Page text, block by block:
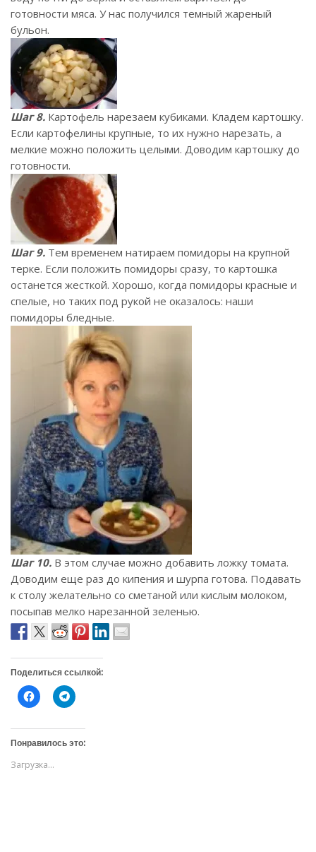
готовности мяса. У нас получился темный жареный
бульон.
Шаг 8. Картофель нарезаем кубиками. Кладем картошку.
Если картофелины крупные, то их нужно нарезать, а
мелкие можно положить целыми. Доводим картошку до
готовности.
Шаг 9. Тем временем натираем помидоры на крупной
терке. Если положить помидоры сразу, то картошка
останется жесткой. Хорошо, когда помидоры красные и
спелые, но таких под рукой не оказалось: наши
помидоры бледные.
Шаг 10. В этом случае можно добавить ложку томата.
Доводим еще раз до кипения и шурпа готова. Подавать
к столу желательно со сметаной или кислым молоком,
посыпав мелко нарезанной зеленью.
Поделиться ссылкой:
Н
а
и
т
е
ч
Н
а
и
т
е
Понравилось это:
Загрузка...